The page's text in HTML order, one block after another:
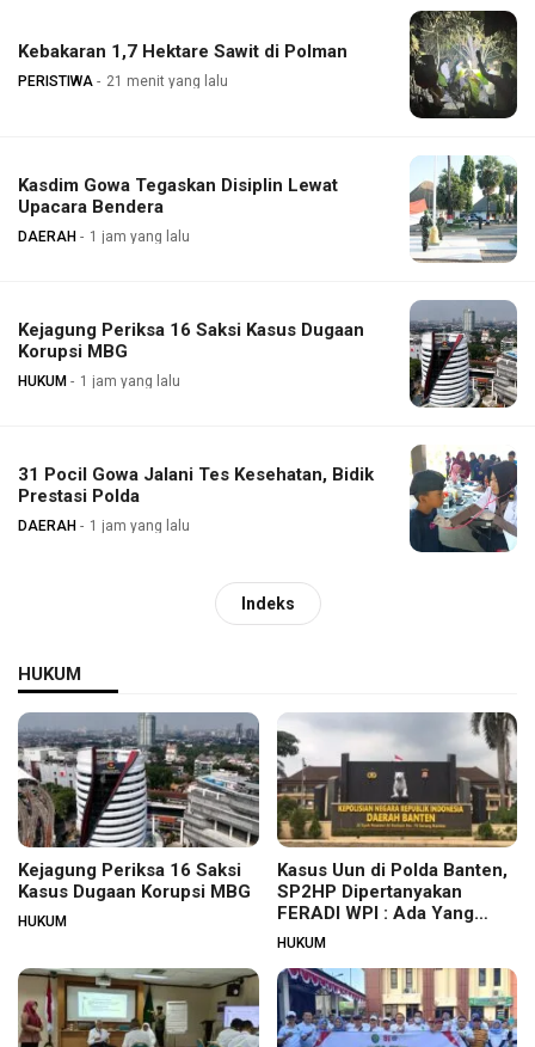
Kebakaran 1,7 Hektare Sawit di Polman
PERISTIWA 21 menit yang lalu
Kasdim Gowa Tegaskan Disiplin Lewat
Upacara Bendera
DAERAH 1 jam yang lalu
Kejagung Periksa 16 Saksi Kasus Dugaan
Korupsi MBG
HUKUM 1 jam yang lalu
31 Pocil Gowa Jalani Tes Kesehatan, Bidik
Prestasi Polda
DAERAH 1 jam yang lalu
Indeks
HUKUM
Kejagung Periksa 16 Saksi
Kasus Dugaan Korupsi MBG
HUKUM
Kasus Uun di Polda Banten,
SP2HP Dipertanyakan
FERADI WPI : Ada Yang
Tidak Beres?
HUKUM